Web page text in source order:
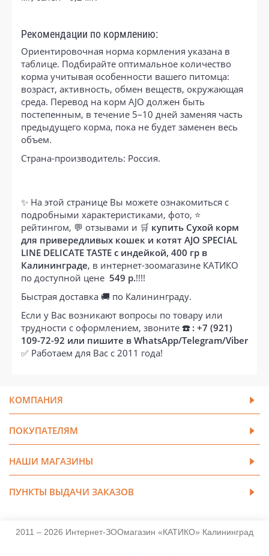
Рекомендации по кормлению:
Ориентировочная норма кормления указана в
таблице. Подбирайте оптимальное количество
корма учитывая особенности вашего питомца:
возраст, активность, обмен веществ, окружающая
среда. Перевод на корм AJO должен быть
постепенным, в течение 5–10 дней заменяя часть
предыдущего корма, пока не будет заменен весь
объем.
Страна-производитель: Россия.
✨ На этой странице Вы можете ознакомиться с
подробными характеристиками, фото, ⭐
рейтингом, 💬 отзывами и 🛒 купить Сухой корм
для привередливых кошек и котят AJO SPECIAL
LINE DELICATE TASTE с индейкой, 400 гр в
Калининграде, в интернет-зоомагазине КАТИКО
по доступной цене 549 р.!!!!
Быстрая доставка 🚚 по Калининграду.
Если у Вас возникают вопросы по товару или
трудности с оформлением, звоните ☎️ : +7 (921)
109-72-92 или пишите в WhatsApp/Telegram/Viber
✅ Работаем для Вас с 2011 года!
КОМПАНИЯ
ПОКУПАТЕЛЯМ
НАШИ МАГАЗИНЫ
ПУНКТЫ ВЫДАЧИ ЗАКАЗОВ
2011 – 2026 Интернет-ЗООмагазин «КАТИКО» Калининград